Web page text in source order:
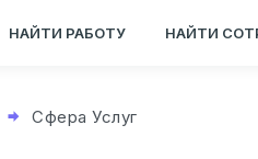
НАЙТИ РАБОТУ НАЙТИ
Сфера Услуг